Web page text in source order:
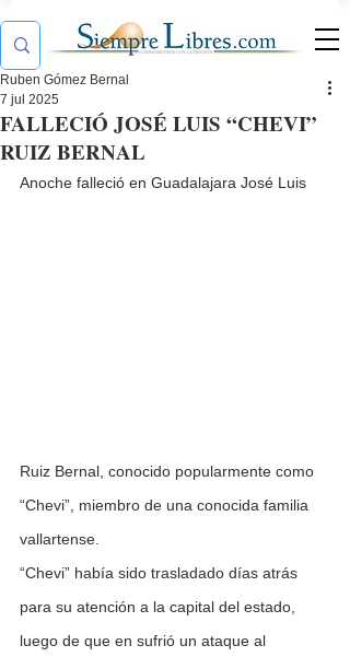
FALLECIÓ JOSÉ LUIS “CHEVI”
RUIZ BERNAL
Ruben Gómez Bernal
7 jul 2025
Anoche falleció en Guadalajara José Luis
Ruiz Bernal, conocido popularmente como
“Chevi”, miembro de una conocida familia
vallartense.
“Chevi” había sido trasladado días atrás
para su atención a la capital del estado,
luego de que en sufrió un ataque al